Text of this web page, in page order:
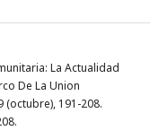
La Actualidad
De La Union
(octubre), 191-208.